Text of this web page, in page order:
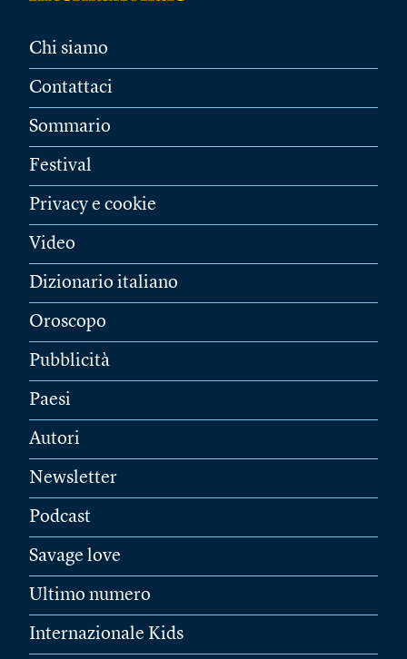
Chi siamo
Contattaci
Sommario
Festival
Privacy e cookie
Video
Dizionario italiano
Oroscopo
Pubblicità
Paesi
Autori
Newsletter
Podcast
Savage love
Ultimo numero
Internazionale Kids